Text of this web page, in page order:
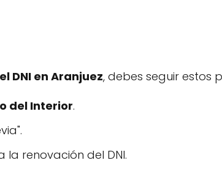
DNI en Aranjuez, debes seguir estos
del Interior.
la renovación del DNI.